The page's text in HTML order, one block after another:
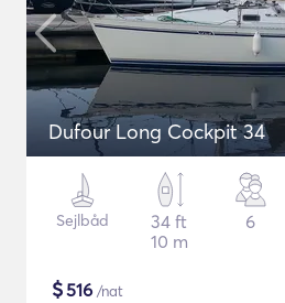
Dufour Long Cockpit 34
Sejlbåd
34 ft
10 m
6
$516 /nat